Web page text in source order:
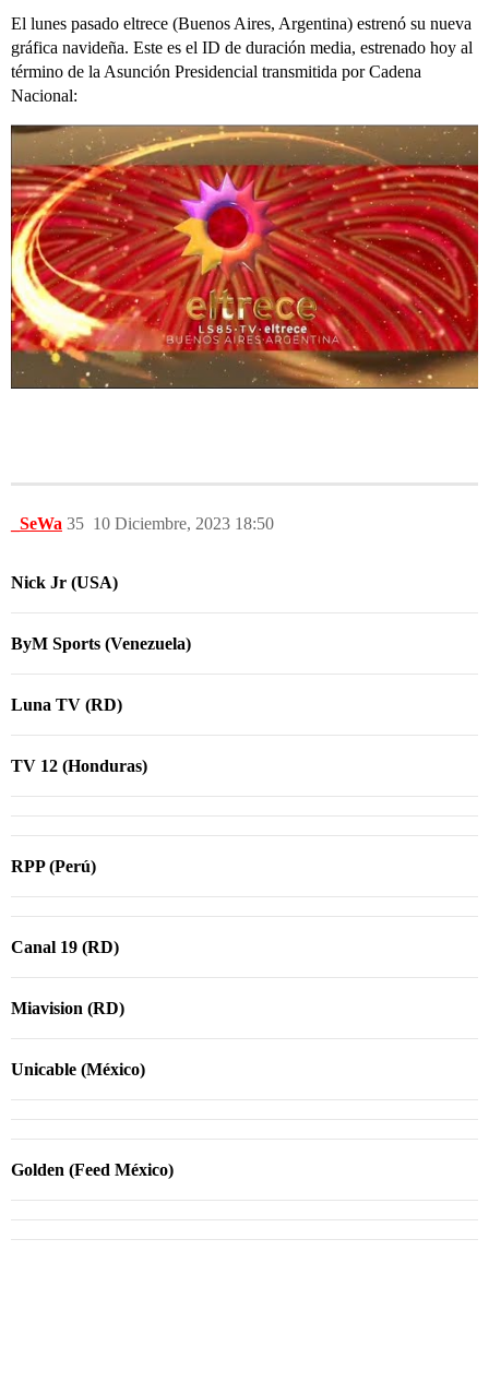
El lunes pasado eltrece (Buenos Aires, Argentina) estrenó su nueva
gráfica navideña. Este es el ID de duración media, estrenado hoy al
término de la Asunción Presidencial transmitida por Cadena
Nacional:
_SeWa 10 Diciembre, 2023 18:50
35
Nick Jr (USA)
ByM Sports (Venezuela)
Luna TV (RD)
TV 12 (Honduras)
RPP (Perú)
Canal 19 (RD)
Miavision (RD)
Unicable (México)
Golden (Feed México)